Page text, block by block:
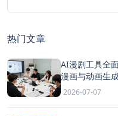
热门文章
AI漫剧工具全
漫画与动画生
2026-07-07